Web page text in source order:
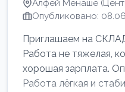
Алфей Менаше
Опубликовано:
Приглашаем на
Работа не тяжелая,
хорошая зарплата.
Работа лёгкая и